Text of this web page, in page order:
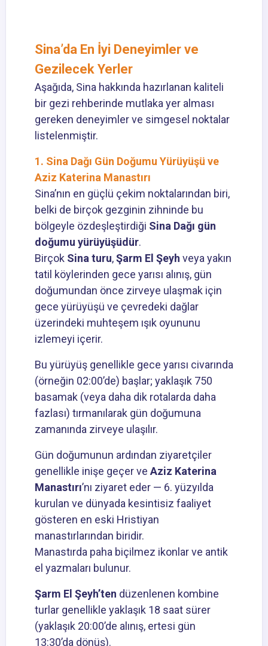
Sina’da En İyi Deneyimler ve
Gezilecek Yerler
Aşağıda, Sina hakkında hazırlanan kaliteli
bir gezi rehberinde mutlaka yer alması
gereken deneyimler ve simgesel noktalar
listelenmiştir.
1. Sina Dağı Gün Doğumu Yürüyüşü ve
Aziz Katerina Manastırı
Sina’nın en güçlü çekim noktalarından biri,
belki de birçok gezginin zihninde bu
bölgeyle özdeşleştirdiği Sina Dağı gün
doğumu yürüyüşüdür.
Birçok Sina turu,Şarm El Şeyh veya yakın
tatil köylerinden gece yarısı alınış, gün
doğumundan önce zirveye ulaşmak için
gece yürüyüşü ve çevredeki dağlar
üzerindeki muhteşem ışık oyununu
izlemeyi içerir.
Bu yürüyüş genellikle gece yarısı civarında
(örneğin 02:00’de) başlar; yaklaşık 750
basamak (veya daha dik rotalarda daha
fazlası) tırmanılarak gün doğumuna
zamanında zirveye ulaşılır.
Gün doğumunun ardından ziyaretçiler
genellikle inişe geçer ve Aziz Katerina
Manastırı’nı ziyaret eder — 6. yüzyılda
kurulan ve dünyada kesintisiz faaliyet
gösteren en eski Hristiyan
manastırlarından biridir.
Manastırda paha biçilmez ikonlar ve antik
el yazmaları bulunur.
Şarm El Şeyh’ten düzenlenen kombine
turlar genellikle yaklaşık 18 saat sürer
(yaklaşık 20:00’de alınış, ertesi gün
13:30’da dönüş).